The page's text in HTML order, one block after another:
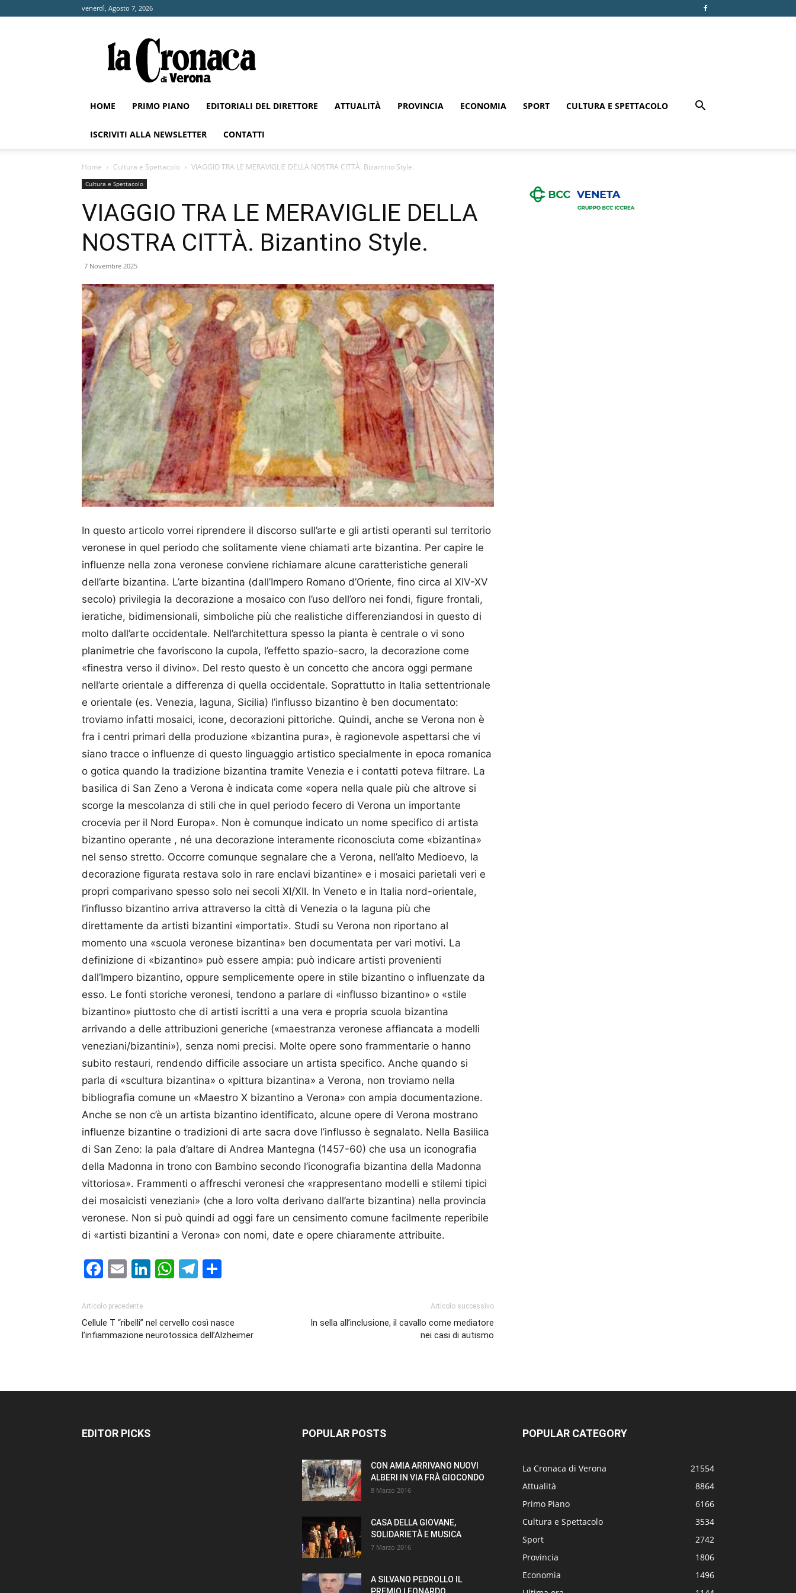
venerdì, Agosto 7, 2026
Cronaca
di
Verona
HOME PRIMO PIANO EDITORIALI DEL DIRETTORE ATTUALITÀ PROVINCIA ECONOMIA SPORT CULTURA E SPETTACOLO
ISCRIVITI ALLA NEWSLETTER CONTATTI
Home Cultura e Spettacolo VIAGGIO TRA LE MERAVIGLIE DELLA NOSTRA CITTÀ. Bizantino Style.
Cultura e Spettacolo
VIAGGIO TRA LE MERAVIGLIE DELLA
NOSTRA CITTÀ. Bizantino Style.
7 Novembre 2025
In questo articolo vorrei riprendere il discorso sull’arte e gli artisti operanti sul territorio
veronese in quel periodo che solitamente viene chiamati arte bizantina. Per capire le
influenze nella zona veronese conviene richiamare alcune caratteristiche generali
dell’arte bizantina. L’arte bizantina (dall’Impero Romano d’Oriente, fino circa al XIV-XV
secolo) privilegia la decorazione a mosaico con l’uso dell’oro nei fondi, figure frontali,
ieratiche, bidimensionali, simboliche più che realistiche differenziandosi in questo di
molto dall’arte occidentale. Nell’architettura spesso la pianta è centrale o vi sono
planimetrie che favoriscono la cupola, l’effetto spazio-sacro, la decorazione come
«finestra verso il divino». Del resto questo è un concetto che ancora oggi permane
nell’arte orientale a differenza di quella occidentale. Soprattutto in Italia settentrionale
e orientale (es. Venezia, laguna, Sicilia) l’influsso bizantino è ben documentato:
troviamo infatti mosaici, icone, decorazioni pittoriche. Quindi, anche se Verona non è
fra i centri primari della produzione «bizantina pura», è ragionevole aspettarsi che vi
siano tracce o influenze di questo linguaggio artistico specialmente in epoca romanica
o gotica quando la tradizione bizantina tramite Venezia e i contatti poteva filtrare. La
basilica di San Zeno a Verona è indicata come «opera nella quale più che altrove si
scorge la mescolanza di stili che in quel periodo fecero di Verona un importante
crocevia per il Nord Europa». Non è comunque indicato un nome specifico di artista
bizantino operante , né una decorazione interamente riconosciuta come «bizantina»
nel senso stretto. Occorre comunque segnalare che a Verona, nell’alto Medioevo, la
decorazione figurata restava solo in rare enclavi bizantine» e i mosaici parietali veri e
propri comparivano spesso solo nei secoli XI/XII. In Veneto e in Italia nord-orientale,
l’influsso bizantino arriva attraverso la città di Venezia o la laguna più che
direttamente da artisti bizantini «importati». Studi su Verona non riportano al
momento una «scuola veronese bizantina» ben documentata per vari motivi. La
definizione di «bizantino» può essere ampia: può indicare artisti provenienti
dall’Impero bizantino, oppure semplicemente opere in stile bizantino o influenzate da
esso. Le fonti storiche veronesi, tendono a parlare di «influsso bizantino» o «stile
bizantino» piuttosto che di artisti iscritti a una vera e propria scuola bizantina
arrivando a delle attribuzioni generiche («maestranza veronese affiancata a modelli
veneziani/bizantini»), senza nomi precisi. Molte opere sono frammentarie o hanno
subito restauri, rendendo difficile associare un artista specifico. Anche quando si
parla di «scultura bizantina» o «pittura bizantina» a Verona, non troviamo nella
bibliografia comune un «Maestro X bizantino a Verona» con ampia documentazione.
Anche se non c’è un artista bizantino identificato, alcune opere di Verona mostrano
influenze bizantine o tradizioni di arte sacra dove l’influsso è segnalato. Nella Basilica
di San Zeno: la pala d’altare di Andrea Mantegna (1457-60) che usa un iconografia
della Madonna in trono con Bambino secondo l’iconografia bizantina della Madonna
vittoriosa». Frammenti o affreschi veronesi che «rappresentano modelli e stilemi tipici
dei mosaicisti veneziani» (che a loro volta derivano dall’arte bizantina) nella provincia
veronese. Non si può quindi ad oggi fare un censimento comune facilmente reperibile
di «artisti bizantini a Verona» con nomi, date e opere chiaramente attribuite.
Facebook
EmailLinkedIn
WhatsApp
Telegram
Articolo precedente
Cellule T “ribelli” nel cervello così nasce
l’infiammazione neurotossica dell’Alzheimer
Articolo successivo
In sella all’inclusione, il cavallo come mediatore
nei casi di autismo
EDITOR PICKS POPULAR POSTS
CON AMIA ARRIVANO NUOVI
ALBERI IN VIA FRÀ GIOCONDO
8 Marzo 2016
CASA DELLA GIOVANE,
SOLIDARIETÀ E MUSICA
7 Marzo 2016
A SILVANO PEDROLLO IL
POPULAR CATEGORY
La Cronaca di Verona
21554
Attualità
8864
Primo Piano
6166
Cultura e Spettacolo
3534
Sport
2742
Provincia
1806
Economia
1496